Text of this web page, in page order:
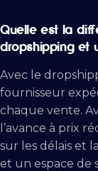
Quelle est la
dropshipping et
Avec le
fournisseur
chaque vente.
l’avance à prix
sur les délais et
et un espace de